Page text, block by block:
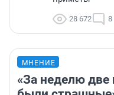
28 672 8
МНЕНИЕ
«За неделю две